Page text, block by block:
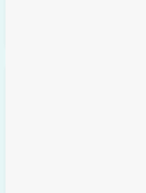
Lô đất Lại Đà 52m2